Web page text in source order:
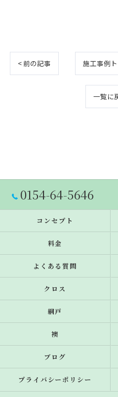
< 前の記事 施工事例
一覧に
0154-64-5646
コンセプト
料金
よくある質問
クロス
網戸
襖
ブログ
プライバシーポリシー